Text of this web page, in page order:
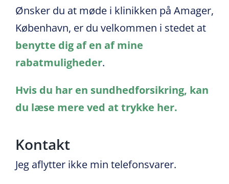
Ønsker du at møde i klinikken på Amager,
København, er du velkommen i stedet at
benytte dig af en af mine
rabatmuligheder.
Hvis du har en sundhedforsikring, kan
du læse mere ved at trykke her.
Kontakt
Jeg aflytter ikke min telefonsvarer.